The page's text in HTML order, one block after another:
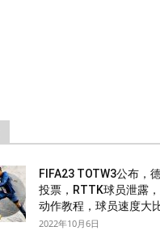
FIFA23 TOTW3公布，
投票，RTTK球员泄露
动作教程，球员速度大
2022年10月6日